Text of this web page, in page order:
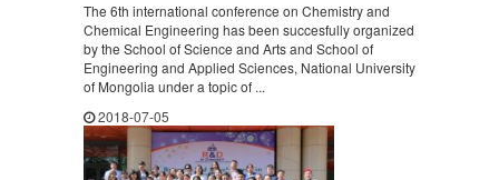
The 6th international conference on Chemistry and
Chemical Engineering has been succesfully organized
by the School of Science and Arts and School of
Engineering and Applied Sciences, National University
of Mongolia under a topic of ...
2018-07-05